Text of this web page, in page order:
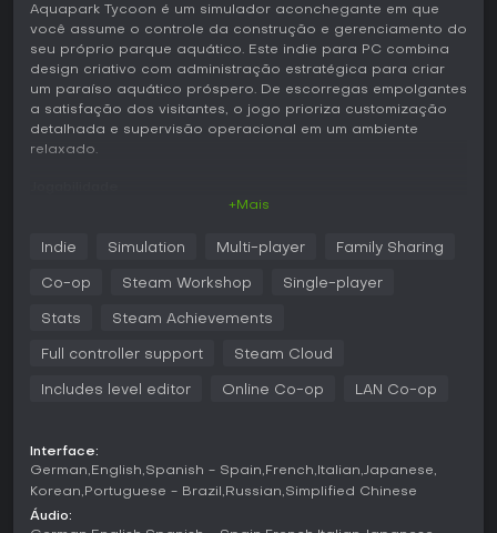
Aquapark Tycoon é um simulador aconchegante em que
você assume o controle da construção e gerenciamento do
seu próprio parque aquático. Este indie para PC combina
design criativo com administração estratégica para criar
um paraíso aquático próspero. De escorregas empolgantes
a satisfação dos visitantes, o jogo prioriza customização
detalhada e supervisão operacional em um ambiente
relaxado.
visitantes felizes. Você começa criando escorregas d'água,
escolhendo entre espirais e tobogãs velozes, e ajustando
opções para moldar o layout, regular temperaturas e
preferências dos hóspedes.
Saunas trazem um toque de bem-estar, permitindo controlar
exige monitorar demandas por aventura, esportes ou
descanso, adaptando o parque para todos, de jovens
adrenalizados a idosos. Você também cuida da equipe,
designando salva-vidas, especialistas em saunas e equipes
+Mais
Indie Simulation Multi-player Family Sharing
Co-op Steam Workshop Single-player
Stats Steam Achievements
Full controller support Steam Cloud
Includes level editor Online Co-op LAN Co-op
Interface:
German English Spanish - Spain French Italian Japanese
Korean Portuguese - Brazil Russian Simplified Chinese
Áudio: